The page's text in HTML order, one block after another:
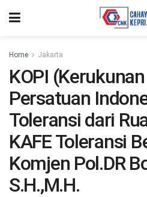
Home Jakarta
KOPI
Persatuan
Toleransi dari
KAFE Toleransi
Komjen Pol.DR
S.H.,M.H.